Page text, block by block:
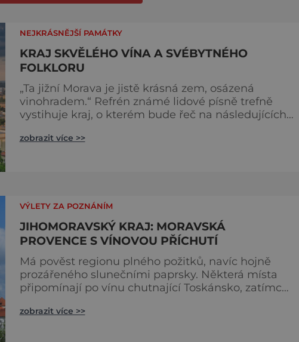
NEJKRÁSNĚJŠÍ PAMÁTKY
KRAJ SKVĚLÉHO VÍNA A SVÉBYTNÉHO
FOLKLORU
„Ta jižní Morava je jistě krásná zem, osázená
vinohradem.“ Refrén známé lidové písně trefně
vystihuje kraj, o kterém bude řeč na následujících
výborné víno, tradiční hody, slunečné počasí a
zobrazit více >>
VÝLETY ZA POZNÁNÍM
JIHOMORAVSKÝ KRAJ: MORAVSKÁ
PROVENCE S VÍNOVOU PŘÍCHUTÍ
Má pověst regionu plného požitků, navíc hojně
prozářeného slunečními paprsky. Některá místa
připomínají po vínu chutnající Toskánsko, zatímco
můžete také adrenalin při návštěvě Punkevních
zobrazit více >>